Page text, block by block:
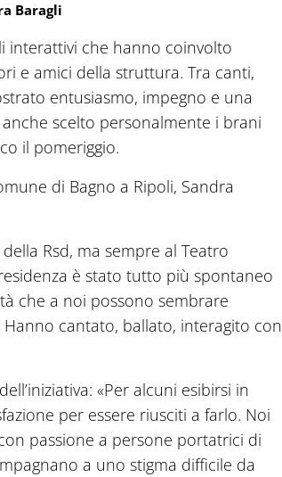
Baragli
interattivi che hanno coinvolto
e amici della struttura. Tra canti,
entusiasmo, impegno e una
scelto personalmente i brani
il pomeriggio.
di Bagno a Ripoli, Sandra
Rsd, ma sempre al Teatro
è stato tutto più spontaneo
che a noi possono sembrare
cantato, ballato, interagito con
«Per alcuni esibirsi in
per essere riusciti a farlo. Noi
passione a persone portatrici di
a uno stigma difficile da